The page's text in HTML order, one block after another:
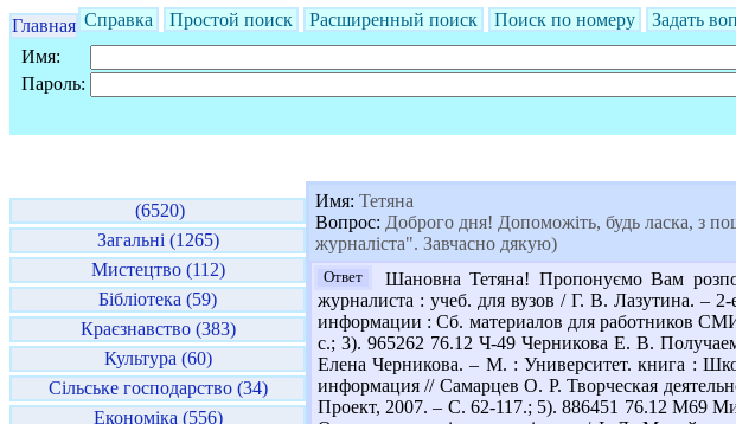
Главная Справка Простой поиск Расширенный поиск Поиск по номеру Задать
Имя:
Пароль:
(6520)
Загальні (1265)
Мистецтво (112)
Бібліотека (59)
Краєзнавство (383)
Культура (60)
Сільське господарство (34)
Економіка (556)
Имя: Тетяна
Вопрос: Доброго дня! Допоможіть, будь ласка, з
журналіста". Завчасно дякую)
Ответ
Шановна Тетяна! Пропонуємо Вам
журналиста : учеб. для вузов / Г. В. Лазутина. –
информации : Сб. материалов для работников
с.; 3). 965262 76.12 Ч-49 Черникова Е. В.
Елена Черникова. – М. : Университет. книга :
информация // Самарцев О. Р. Творческая
Проект, 2007. – С. 62-117.; 5). 886451 76.12 М69